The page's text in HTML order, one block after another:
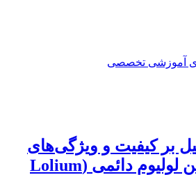
آموزشی تخصصی
بر کیفیت و ویژگی‌های
فیزیولوژیک چمن لولیوم دائمی (Lolium